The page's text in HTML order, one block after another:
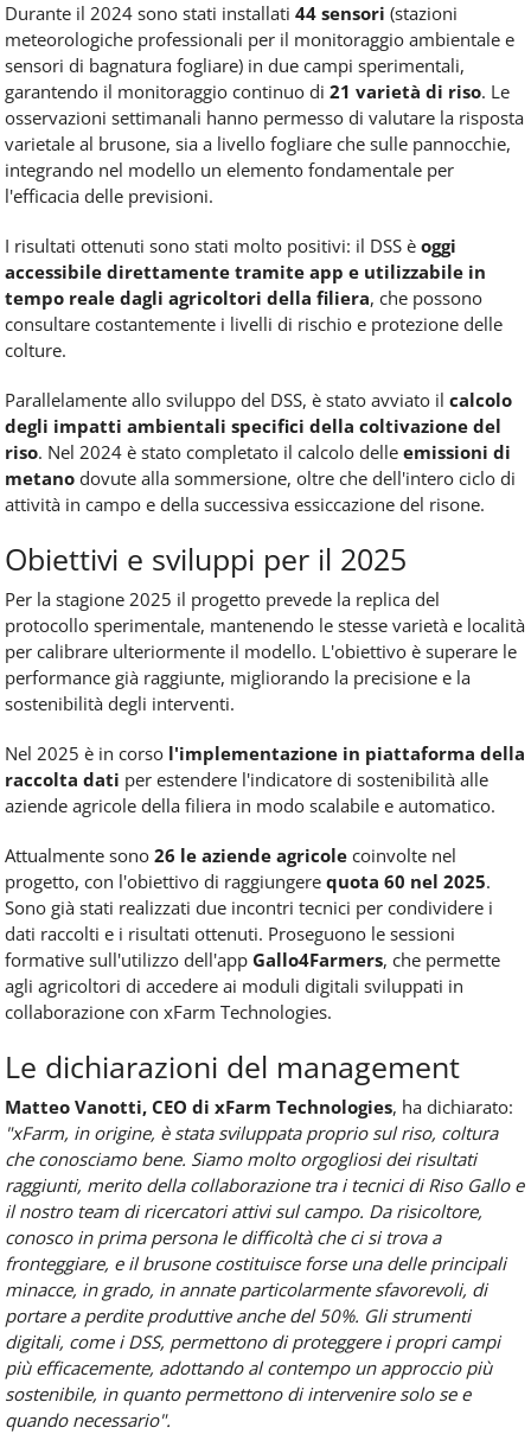
Durante il 2024 sono stati installati 44 sensori (stazioni
meteorologiche professionali per il monitoraggio ambientale e
sensori di bagnatura fogliare) in due campi sperimentali,
garantendo il monitoraggio continuo di 21 varietà di riso. Le
osservazioni settimanali hanno permesso di valutare la risposta
varietale al brusone, sia a livello fogliare che sulle pannocchie,
integrando nel modello un elemento fondamentale per
l'efficacia delle previsioni.
I risultati ottenuti sono stati molto positivi: il DSS è oggi
accessibile direttamente tramite app e utilizzabile in
tempo reale dagli agricoltori della filiera, che possono
consultare costantemente i livelli di rischio e protezione delle
colture.
Parallelamente allo sviluppo del DSS, è stato avviato il calcolo
degli impatti ambientali specifici della coltivazione del
riso. Nel 2024 è stato completato il calcolo delle emissioni di
metano dovute alla sommersione, oltre che dell'intero ciclo di
attività in campo e della successiva essiccazione del risone.
Obiettivi e sviluppi per il 2025
Per la stagione 2025 il progetto prevede la replica del
protocollo sperimentale, mantenendo le stesse varietà e località
per calibrare ulteriormente il modello. L'obiettivo è superare le
performance già raggiunte, migliorando la precisione e la
sostenibilità degli interventi.
Nel 2025 è in corso l'implementazione in piattaforma della
raccolta dati per estendere l'indicatore di sostenibilità alle
aziende agricole della filiera in modo scalabile e automatico.
Attualmente sono 26 le aziende agricole coinvolte nel
progetto, con l'obiettivo di raggiungere quota 60 nel 2025.
Sono già stati realizzati due incontri tecnici per condividere i
dati raccolti e i risultati ottenuti. Proseguono le sessioni
formative sull'utilizzo dell'app Gallo4Farmers, che permette
agli agricoltori di accedere ai moduli digitali sviluppati in
collaborazione con xFarm Technologies.
Le dichiarazioni del management
Matteo Vanotti, CEO di xFarm Technologies, ha dichiarato:
"xFarm, in origine, è stata sviluppata proprio sul riso, coltura
che conosciamo bene. Siamo molto orgogliosi dei risultati
raggiunti, merito della collaborazione tra i tecnici di Riso Gallo e
il nostro team di ricercatori attivi sul campo. Da risicoltore,
conosco in prima persona le difficoltà che ci si trova a
fronteggiare, e il brusone costituisce forse una delle principali
minacce, in grado, in annate particolarmente sfavorevoli, di
portare a perdite produttive anche del 50%. Gli strumenti
digitali, come i DSS, permettono di proteggere i propri campi
più efficacemente, adottando al contempo un approccio più
sostenibile, in quanto permettono di intervenire solo se e
quando necessario".